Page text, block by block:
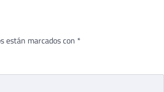
están marcados con *